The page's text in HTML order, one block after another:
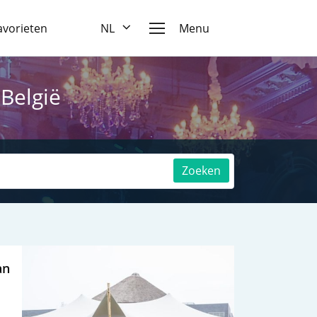
NL Menu
Zoeken